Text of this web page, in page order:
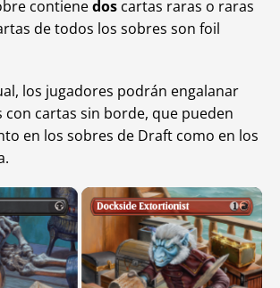
contienedos cartas raras o raras
de todos los sobres son foil
los jugadores podrán engalanar
con cartas sin borde, que pueden
en los sobres de Draft como en los